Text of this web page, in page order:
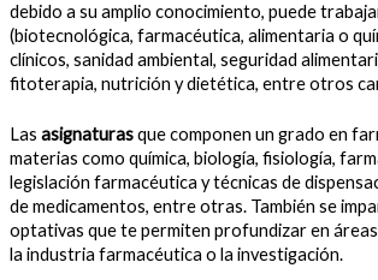
debido a su amplio conocimiento, puede
(biotecnológica, farmacéutica, alimentaria o
clínicos, sanidad ambiental, seguridad
fitoterapia, nutrición y dietética, entre otros
Las asignaturasque componen un grado en
materias como química, biología, fisiología,
legislación farmacéutica y técnicas de
de medicamentos, entre otras. También se
optativas que te permiten profundizar en
la industria farmacéutica o la investigación.